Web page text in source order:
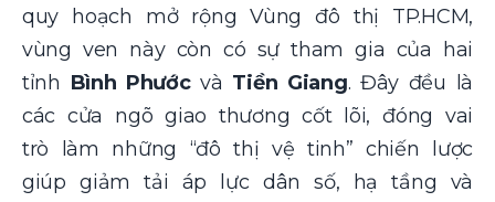
quy hoạch mở rộng Vùng đô thị TP.HCM,
vùng ven này còn có sự tham gia của hai
tỉnh Bình Phướcvà Tiền Giang. Đây đều là
các cửa ngõ giao thương cốt lõi, đóng vai
trò làm những “đô thị vệ tinh” chiến lược
giúp giảm tải áp lực dân số, hạ tầng và